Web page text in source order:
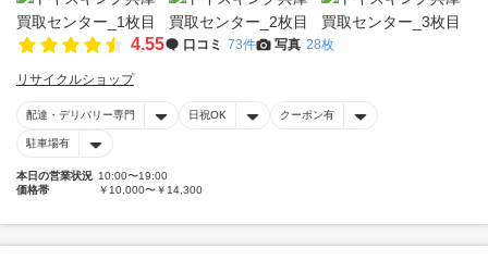
4.55 口コミ 73件 写真 28枚
リサイクルショップ
配達・デリバリー専門 日祝OK クーポン有
駐車場有
本日の営業状況 10:00〜19:00
価格帯
￥10,000〜￥14,300